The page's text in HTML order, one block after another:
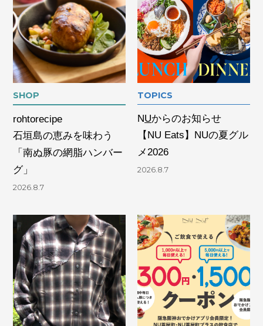
SHOP
rohtorecipe
石垣島の恵みを味わう
「南ぬ豚の網脂ハンバー
グ」
2026.8.7
TOPICS
NUからのお知らせ
【NU Eats】NUの夏グル
メ2026
2026.8.7